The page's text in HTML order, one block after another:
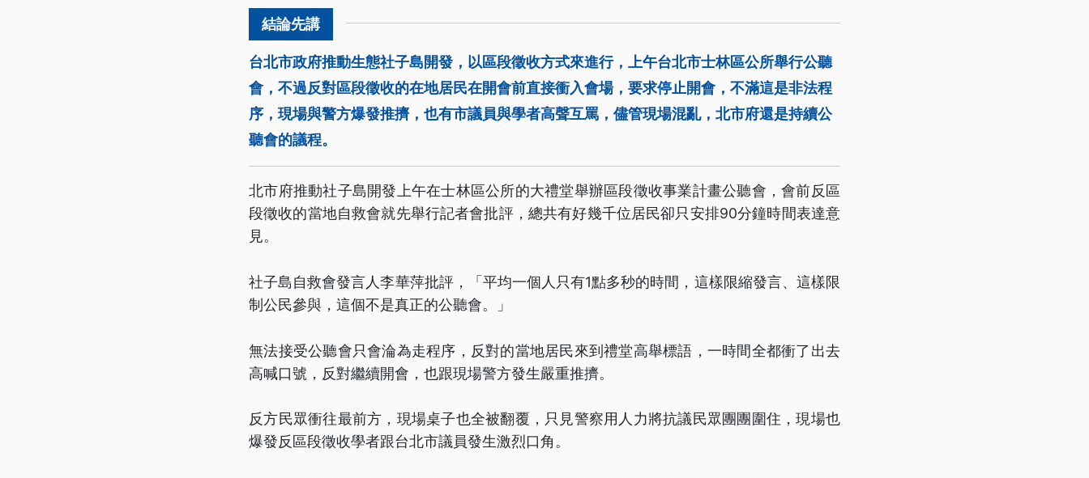
台北市政府推動生態社子島開發，以區段徵收方式來進行，上午台北市士林區公所舉行公聽
會，不過反對區段徵收的在地居民在開會前直接衝入會場，要求停止開會，不滿這是非法程
序，現場與警方爆發推擠，也有市議員與學者高聲互罵，儘管現場混亂，北市府還是持續公
聽會的議程。
北市府推動社子島開發上午在士林區公所的大禮堂舉辦區段徵收事業計畫公聽會，會前反區
段徵收的當地自救會就先舉行記者會批評，總共有好幾千位居民卻只安排90分鐘時間表達意
見。
社子島自救會發言人李華萍批評，「平均一個人只有1點多秒的時間，這樣限縮發言、這樣限
制公民參與，這個不是真正的公聽會。」
無法接受公聽會只會淪為走程序，反對的當地居民來到禮堂高舉標語，一時間全都衝了出去
高喊口號，反對繼續開會，也跟現場警方發生嚴重推擠。
反方民眾衝往最前方，現場桌子也全被翻覆，只見警察用人力將抗議民眾團團圍住，現場也
爆發反區段徵收學者跟台北市議員發生激烈口角。